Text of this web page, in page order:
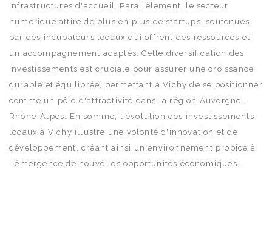
infrastructures d'accueil. Parallèlement, le secteur
numérique attire de plus en plus de startups, soutenues
par des incubateurs locaux qui offrent des ressources et
un accompagnement adaptés. Cette diversification des
investissements est cruciale pour assurer une croissance
durable et équilibrée, permettant à Vichy de se positionner
comme un pôle d'attractivité dans la région Auvergne-
Rhône-Alpes. En somme, l'évolution des investissements
locaux à Vichy illustre une volonté d'innovation et de
développement, créant ainsi un environnement propice à
l'émergence de nouvelles opportunités économiques.